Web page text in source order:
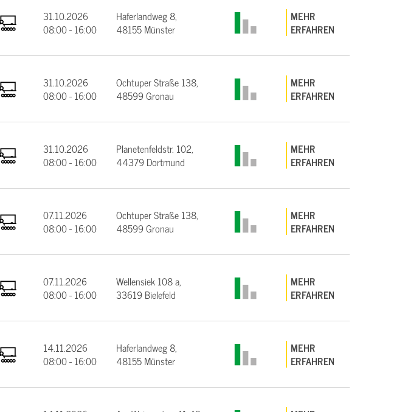
31.10.2026
08:00 - 16:00
Haferlandweg 8,
48155 Münster
MEHR
ERFAHREN
31.10.2026
08:00 - 16:00
Ochtuper Straße 138,
48599 Gronau
MEHR
ERFAHREN
31.10.2026
08:00 - 16:00
Planetenfeldstr. 102,
44379 Dortmund
MEHR
ERFAHREN
07.11.2026
08:00 - 16:00
Ochtuper Straße 138,
48599 Gronau
MEHR
ERFAHREN
07.11.2026
08:00 - 16:00
Wellensiek 108 a,
33619 Bielefeld
MEHR
ERFAHREN
14.11.2026
08:00 - 16:00
Haferlandweg 8,
48155 Münster
MEHR
ERFAHREN